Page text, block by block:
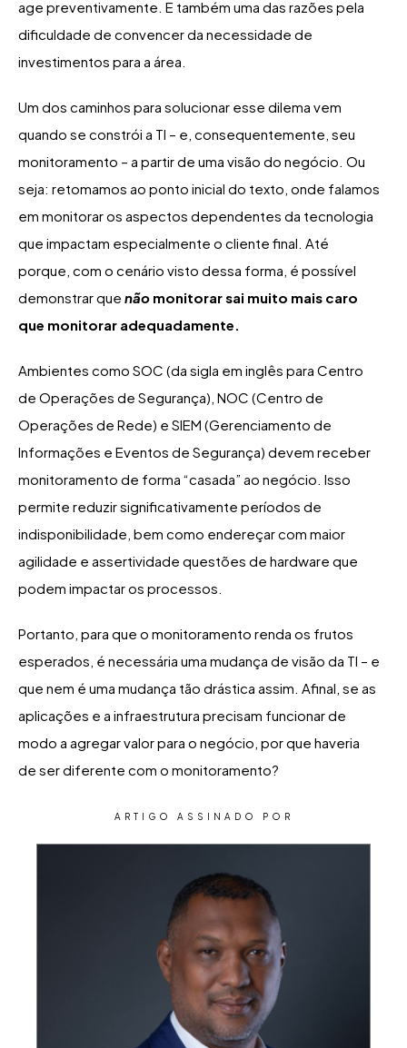
age preventivamente. E também uma das razões pela
dificuldade de convencer da necessidade de
investimentos para a área.
Um dos caminhos para solucionar esse dilema vem
quando se constrói a TI – e, consequentemente, seu
monitoramento – a partir de uma visão do negócio. Ou
seja: retomamos ao ponto inicial do texto, onde falamos
em monitorar os aspectos dependentes da tecnologia
que impactam especialmente o cliente final. Até
porque, com o cenário visto dessa forma, é possível
demonstrar que não monitorar sai muito mais caro
que monitorar adequadamente.
Ambientes como SOC (da sigla em inglês para Centro
de Operações de Segurança), NOC (Centro de
Operações de Rede) e SIEM (Gerenciamento de
Informações e Eventos de Segurança) devem receber
monitoramento de forma “casada” ao negócio. Isso
permite reduzir significativamente períodos de
indisponibilidade, bem como endereçar com maior
agilidade e assertividade questões de hardware que
podem impactar os processos.
Portanto, para que o monitoramento renda os frutos
esperados, é necessária uma mudança de visão da TI – e
que nem é uma mudança tão drástica assim. Afinal, se as
aplicações e a infraestrutura precisam funcionar de
modo a agregar valor para o negócio, por que haveria
de ser diferente com o monitoramento?
ARTIGO ASSINADO POR